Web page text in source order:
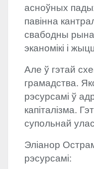
асноўных
павінна
свабодны
эканомікі і
Але ў гэтай
грамадства.
рэсурсамі ў
капіталізма.
супольнай
Эліанор
рэсурсамі: